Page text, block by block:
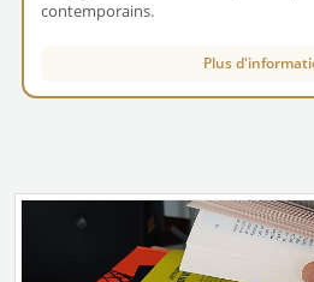
contemporains.
Plus